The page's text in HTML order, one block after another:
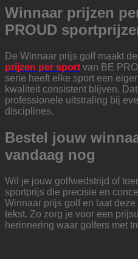
Winnaar prijzen
PROUD
De Winnaar prijs golf maakt
prijzen per sport van BE
serie heeft elke sport een
kwaliteit consistent blijven.
professionele uitstraling bij
disciplines.
Bestel jouw
vandaag nog
Wil je jouw golfwedstrijd of
sportprijs die precisie en
Winnaar prijs golf en laat
tekst. Zo zorg je voor een
herinnering waar golfers met